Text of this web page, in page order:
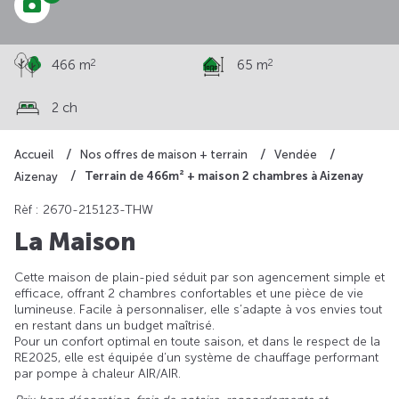
Accueil Nos offres de maison + terrain
Vendée
Aizenay
Terrain de 466m² + maison 2 chambres à Aizenay
466 m2 65 m2
2 ch
Rèf : 2670-215123-THW
La Maison
Cette maison de plain-pied séduit par son agencement simple et
efficace, offrant 2 chambres confortables et une pièce de vie
lumineuse. Facile à personnaliser, elle s’adapte à vos envies tout
en restant dans un budget maîtrisé.
Pour un confort optimal en toute saison, et dans le respect de la
RE2025, elle est équipée d’un système de chauffage performant
par pompe à chaleur AIR/AIR.